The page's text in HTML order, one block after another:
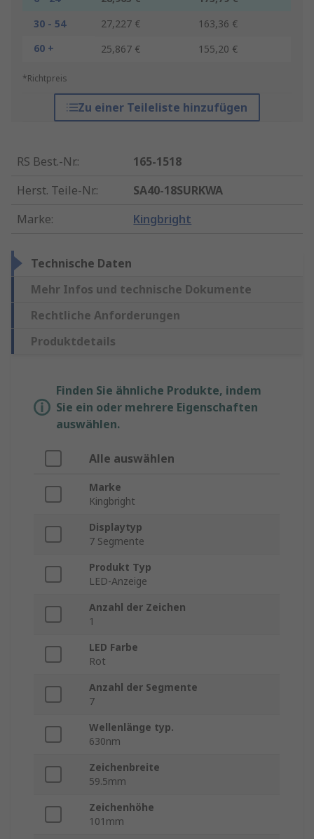
30 - 54
27,227 €
163,36 €
60 +
25,867 € 155,20 €
*Richtpreis
Zu einer Teileliste hinzufügen
RS Best.-Nr.:
165-1518
Herst. Teile-Nr.:
SA40-18SURKWA
Marke: Kingbright
Technische Daten
Mehr Infos und technische Dokumente
Rechtliche Anforderungen
Produktdetails
Finden Sie ähnliche Produkte, indem
Sie ein oder mehrere Eigenschaften
auswählen.
Alle auswählen
Marke
Kingbright
Displaytyp
7 Segmente
Produkt Typ
LED-Anzeige
Anzahl der Zeichen
1
LED Farbe
Rot
Anzahl der Segmente
7
Wellenlänge typ.
630nm
Zeichenbreite
59.5mm
Zeichenhöhe
101mm